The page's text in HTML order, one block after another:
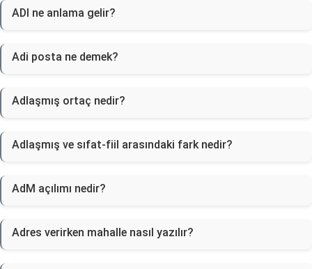
ADI ne anlama gelir?
Adi posta ne demek?
Adlaşmış ortaç nedir?
Adlaşmış ve sıfat-fiil arasındaki fark nedir?
AdM açılımı nedir?
Adres verirken mahalle nasıl yazılır?